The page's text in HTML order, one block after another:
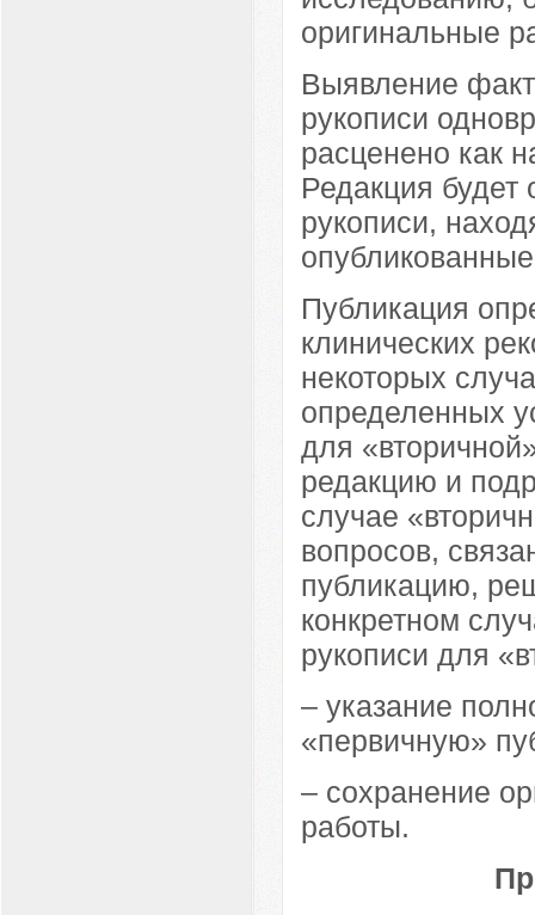
оригинальные
Выявление
рукописи
расценено как
Редакция будет
рукописи,
Публикация
клинических
некоторых
определенных
для
редакцию и
случае
вопросов,
публикацию,
конкретном
рукописи для
– указание
«первичную»
– сохранение
работы.